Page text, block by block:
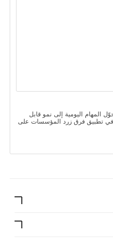
المهام اليومية إلى نمو قابل
في تطبيق فرق زرد المؤسسات على